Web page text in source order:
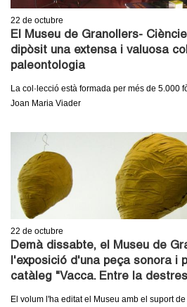
G
22 de octubre
El Museu de Granollers-
dipòsit una extensa i valuosa
paleontologia
La col·lecció està formada per més de 5.000
Joan Maria Viader
22 de octubre
Demà dissabte, el Museu de
l'exposició d'una peça sonora i
catàleg "Vacca. Entre la
El volum l'ha editat el Museu amb el suport